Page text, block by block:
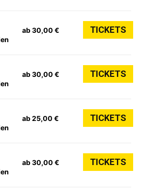
ab 30,00 € TICKETS
ab 30,00 € TICKETS
ab 25,00 € TICKETS
ab 30,00 € TICKETS